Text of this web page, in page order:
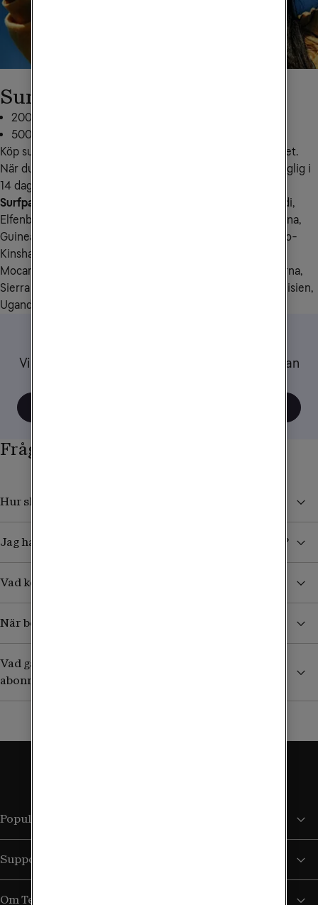
Surfpaket Afrika
200 MB för 249 kr: skicka
500 MB för 349 kr: skicka
Köp surfpaketet tidigast 30 dagar innan du vill använda det.
När du börjar använda den extra surfmängden den tillgänglig i
14 dagar.
Surfpaket Afrika gäller i följande länder:
Algeriet, Burundi,
Elfenbenskusten, Egypten, Ekvatorialguinea, Gambia, Ghana,
Guinea, Guinea-Bissau, Kamerun, Kap Verde, Kenya, Kongo-
Kinshasa, Malawi, Marocko, Mauretanien, Mauritius,
Mocambique, Niger, Nigeria, Rwanda, Senegal, Seychellerna,
Sierra Leone, Sydafrika, Sudan, Tanzania, Tchad, Togo, Tunisien,
Uganda, Zambia.
Vi har samlat ett gäng tips och råd om hur du kan
Frågor och svar
Hur skyddar jag mig från höga kostnader i utlandet?
Jag har köpt ett datapaket. Hur vet jag när det tar slut?
Vad kostar det att ta emot sms/mms från Sverige?
När börjar jag betala för surf och samtal i utlandet?
Vad gäller utomlands om jag har ett äldre obegränsat
abonnemang?
Populära sidor
Support
Om Tele2